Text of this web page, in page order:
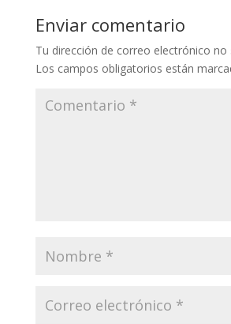
Enviar comentario
Tu dirección de correo electrónico no
Los campos obligatorios están